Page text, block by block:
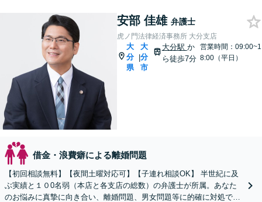
安部 佳雄 弁護士
虎ノ門法律経済事務所 大分支店
大
分
県
|
大
分
市
大分駅 か
ら徒歩7分
営業時間：09:00~1
8:00（平日）
借金・浪費癖による離婚問題
【初回相談無料】【夜間土曜対応可】【子連れ相談OK】 半世紀に及
ぶ実績と１０0名弱（本店と各支店の総数）の弁護士が所属。あなた
のお悩みに真摯に向き合い、離婚問題、男女問題等に的確に対処でき